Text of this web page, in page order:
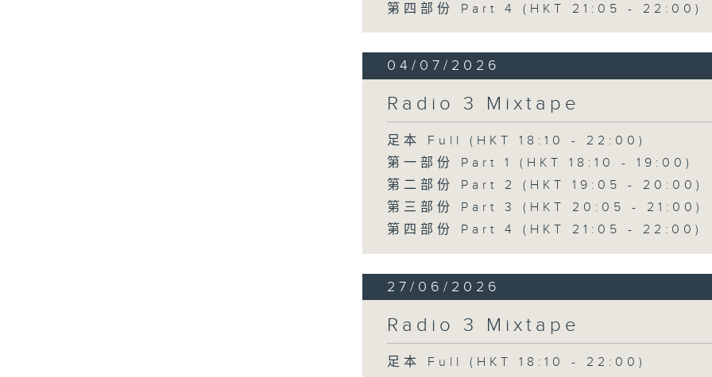
第四部份 Part 4 (HKT 21:05 - 22:00)
04/07/2026
Radio 3 Mixtape
足本 Full (HKT 18:10 - 22:00)
第一部份 Part 1 (HKT 18:10 - 19:00)
第二部份 Part 2 (HKT 19:05 - 20:00)
第三部份 Part 3 (HKT 20:05 - 21:00)
第四部份 Part 4 (HKT 21:05 - 22:00)
27/06/2026
Radio 3 Mixtape
足本 Full (HKT 18:10 - 22:00)